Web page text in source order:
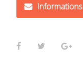
Informations